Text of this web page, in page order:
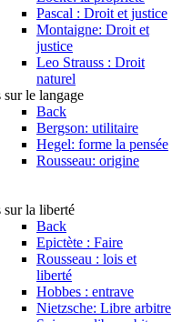
Pascal : Droit et justice
Montaigne: Droit et
justice
Leo Strauss : Droit
naturel
sur le langage
Back
Bergson: utilitaire
Hegel: forme la pensée
Rousseau: origine
sur la liberté
Back
Epictète : Faire
Rousseau : lois et
liberté
Hobbes : entrave
Nietzsche: Libre arbitre